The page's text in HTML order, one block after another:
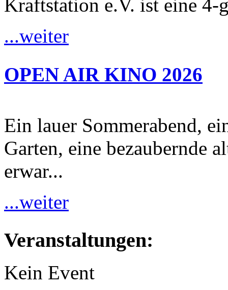
Kraftstation e.V. ist eine
...weiter
OPEN AIR KINO 2026
Ein lauer Sommerabend,
Garten, eine bezaubernde
erwar...
...weiter
Veranstaltungen:
Kein Event